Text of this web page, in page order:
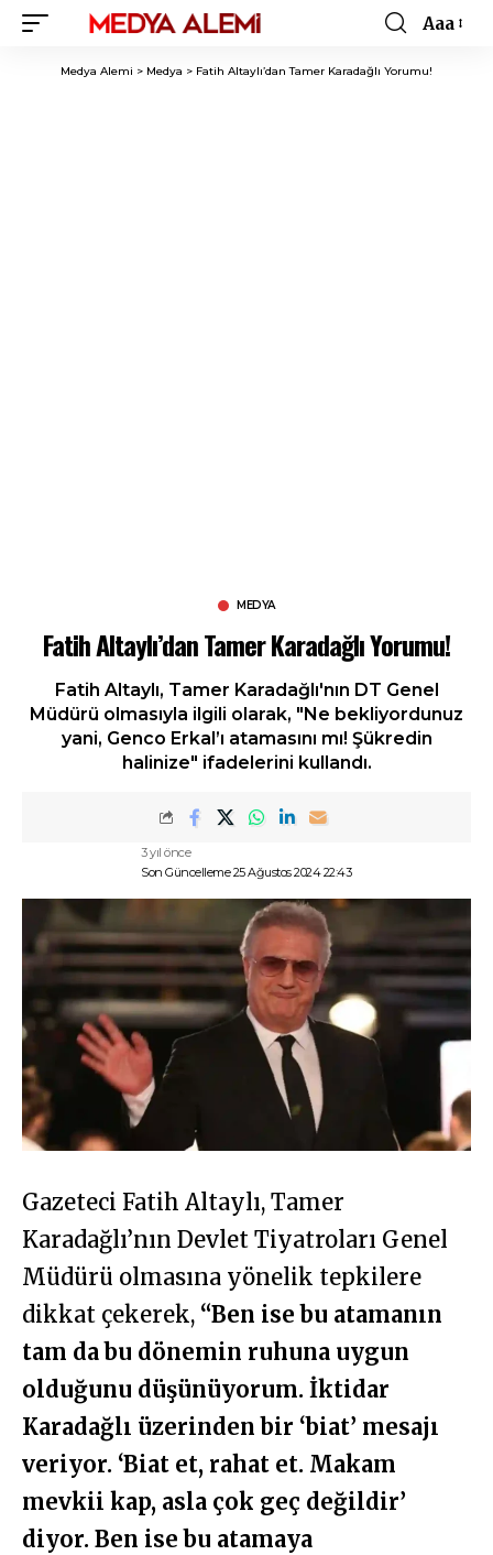
Font
Resizer
Aaa
Medya Alemi > Medya > Fatih Altaylı’dan Tamer Karadağlı Yorumu!
MEDYA
Fatih Altaylı’dan Tamer Karadağlı Yorumu!
Fatih Altaylı, Tamer Karadağlı'nın DT Genel
Müdürü olmasıyla ilgili olarak, "Ne bekliyordunuz
yani, Genco Erkal’ı atamasını mı! Şükredin
halinize" ifadelerini kullandı.
Son Güncelleme 25 Ağustos 2024 22:43
3 yıl önce
Gazeteci Fatih Altaylı, Tamer
Karadağlı’nın Devlet Tiyatroları Genel
Müdürü olmasına yönelik tepkilere
dikkat çekerek, “Ben ise bu atamanın
tam da bu dönemin ruhuna uygun
olduğunu düşünüyorum. İktidar
Karadağlı üzerinden bir ‘biat’ mesajı
veriyor. ‘Biat et, rahat et. Makam
mevkii kap, asla çok geç değildir’
diyor. Ben ise bu atamaya